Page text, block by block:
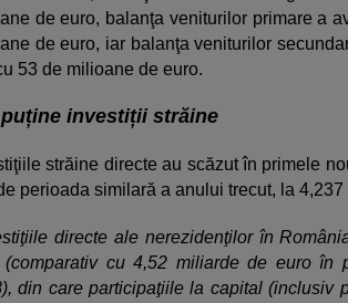
de euro, balanţa veniturilor primare a
de euro, iar balanţa veniturilor
53 de milioane de euro.
investiții străine
străine directe au scăzut în primele
perioada similară a anului trecut, la
directe ale nerezidenţilor în
(comparativ cu 4,52 miliarde de euro în
din care participaţiile la capital (inclusiv